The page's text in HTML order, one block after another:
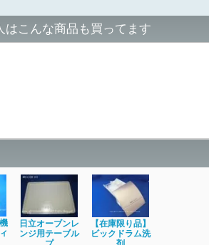
はこんな商品も買ってます
日立オーブンレ
ンジ用テーブル
【在庫限り品】
ビックドラム洗